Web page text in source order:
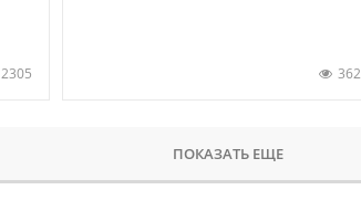
2305
ПОКАЗАТЬ ЕЩЕ